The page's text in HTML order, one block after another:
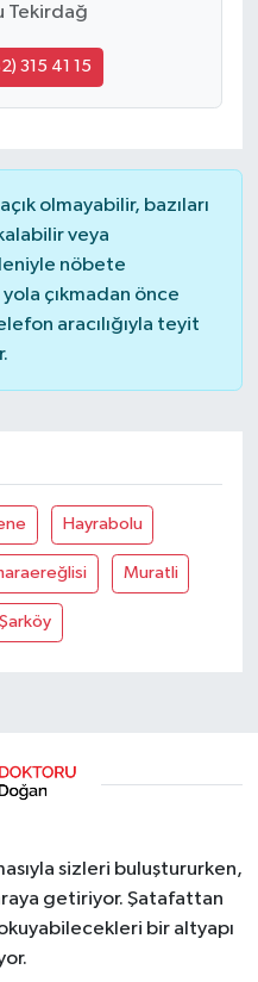
Tekirdağ
315 41 15
olmayabilir, bazıları
veya
nöbete
çıkmadan önce
aracılığıyla teyit
Hayrabolu
Muratli
Şarköy
sizleri buluştururken,
getiriyor. Şatafattan
bir altyapı